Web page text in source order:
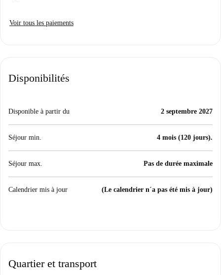
Voir tous les paiements
Disponibilités
Disponible à partir du 2 septembre 2027
Séjour min. 4 mois (120 jours).
Séjour max. Pas de durée maximale
Calendrier mis à jour (Le calendrier n´a pas été mis à jour)
Quartier et transport